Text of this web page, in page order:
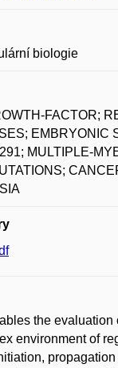
biologie
FACTOR;
EMBRYONIC
MULTIPLE-
the evaluation
environment of